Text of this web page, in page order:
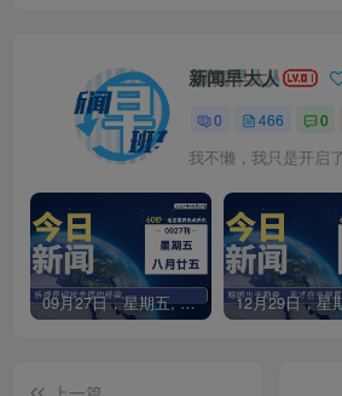
新闻早大人
0 466 0
我不懒，我只是开启
09月27日，星期五, 每天60秒读懂全世界！